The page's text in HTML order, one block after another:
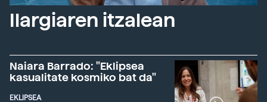
Ilargiaren itzalean
Naiara Barrado: "Eklipsea
kasualitate kosmiko bat da"
EKLIPSEA